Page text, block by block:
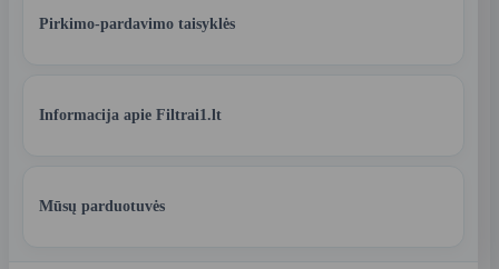
Pirkimo-pardavimo taisyklės
Informacija apie Filtrai1.lt
Mūsų parduotuvės